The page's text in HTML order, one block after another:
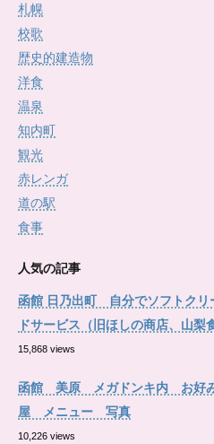
札幌
校歌
歴史的建造物
洋食
温泉
知内町
観光
赤レンガ
道の駅
食事
人気の記事
函館 日乃出町 自分でソフトク
ドサービス（旧ほしの商店、山梨
15,868 views
函館 美原 メガドンキ内 お好
屋 メニュー 写真
10,226 views